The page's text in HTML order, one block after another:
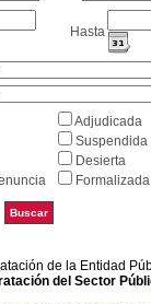
Hasta
Adjudicada
Suspendida
Desierta
Formalizada
de la Entidad
del Sector